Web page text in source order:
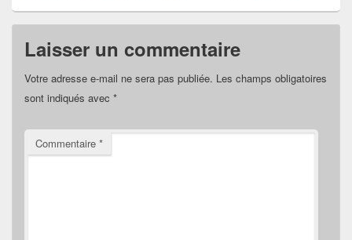
Laisser un commentaire
Votre adresse e-mail ne sera pas publiée. Les champs obligatoires
sont indiqués avec *
Commentaire *